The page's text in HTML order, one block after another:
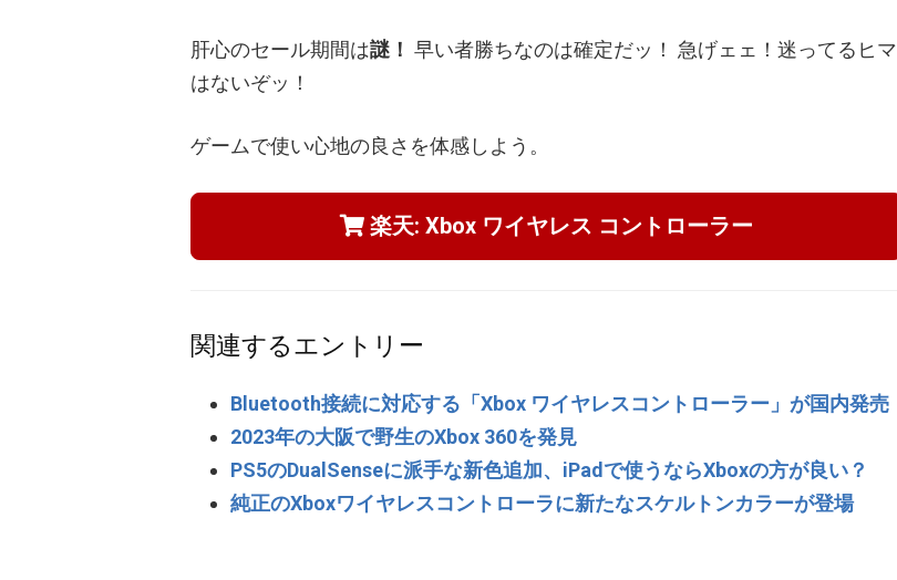
肝心のセール期間は謎！ 早い者勝ちなのは確定だッ！ 急げェェ！迷ってるヒマ
はないぞッ！
ゲームで使い心地の良さを体感しよう。
楽天: Xbox ワイヤレス コントローラー
関連するエントリー
Bluetooth接続に対応する「Xbox ワイヤレスコントローラー」が国内発売
2023年の大阪で野生のXbox 360を発見
PS5のDualSenseに派手な新色追加、iPadで使うならXboxの方が良い？
純正のXboxワイヤレスコントローラに新たなスケルトンカラーが登場